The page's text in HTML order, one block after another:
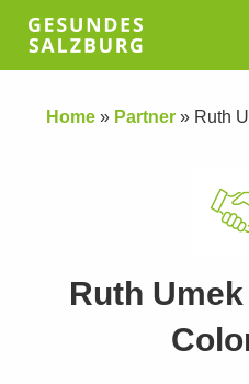
Home» Partner» Ruth
Ruth